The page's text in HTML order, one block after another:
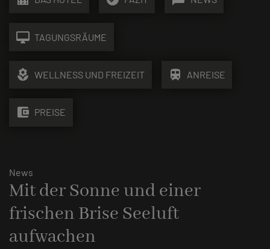
desktop_mac TAGUNGSRÄUME
local_florist WELLNESS UND FREIZEIT train ANREISE
account_balance_wallet PREISE
News
Mit der Sonne und einer
frischen Brise Seeluft
aufwachen